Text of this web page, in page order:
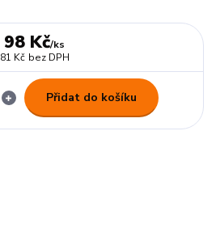
98 Kč/ks
81 Kč bez DPH
Přidat do košíku